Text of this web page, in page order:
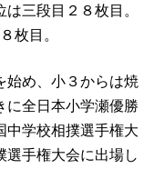
三段目２８枚目。
枚目。
始め、小３からは焼
に全日本小学瀬優勝
中学校相撲選手権大
選手権大会に出場し